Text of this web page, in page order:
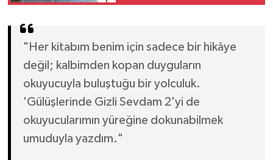
"Her kitabım benim için sadece bir hikâye
değil; kalbimden kopan duyguların
okuyucuyla buluştuğu bir yolculuk.
'Gülüşlerinde Gizli Sevdam 2'yi de
okuyucularımın yüreğine dokunabilmek
umuduyla yazdım."